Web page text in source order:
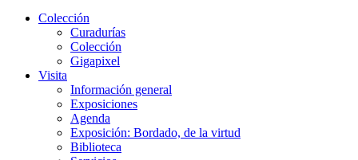
Colección
Curadurías
Colección
Gigapixel
Visita
Información general
Exposiciones
Agenda
Exposición: Bordado, de la virtud
Biblioteca